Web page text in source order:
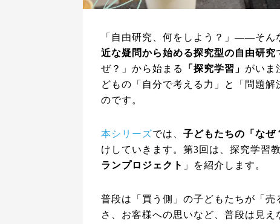
「自由研究、何をしよう？」——そん
近な疑問から始める探究型の自由研究
ぜ？」から始まる
「探究学習」 がいま
どもの「自分で考える力」と「問題解
のです。
本シリーズでは、 子どもたちの「なぜ
けしていきます。第3回は、探究学習
ランプロジェクト 」を紹介します。
普段は「買う側」の子どもたちが「
さ、お客様への思いなど、普段は見え